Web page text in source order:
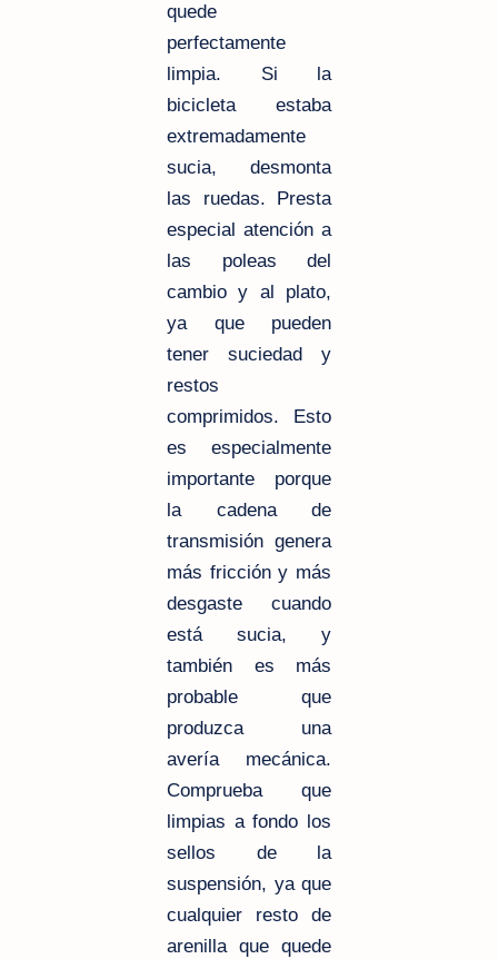
quede
perfectamente
limpia. Si la
bicicleta estaba
extremadamente
sucia, desmonta
las ruedas. Presta
especial atención a
las poleas del
cambio y al plato,
ya que pueden
tener suciedad y
restos
comprimidos. Esto
es especialmente
importante porque
la cadena de
transmisión genera
más fricción y más
desgaste cuando
está sucia, y
también es más
probable que
produzca una
avería mecánica.
Comprueba que
limpias a fondo los
sellos de la
suspensión, ya que
cualquier resto de
arenilla que quede